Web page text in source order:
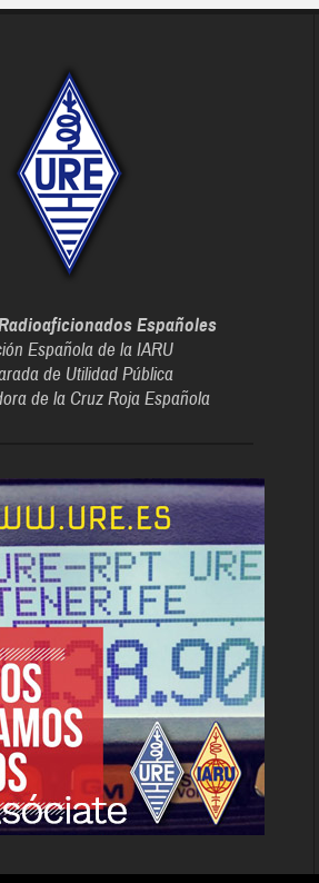
Españoles
Española de la IARU
de Utilidad Pública
de la Cruz Roja Española